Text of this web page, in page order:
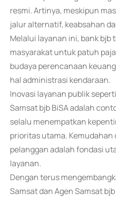
resmi. Artinya, meskipun
jalur alternatif, keabsahan
Melalui layanan ini, bank bjb
masyarakat untuk patuh
budaya perencanaan
hal administrasi kendaraan.
Inovasi layanan publik
Samsat bjb BiSA adalah
selalu menempatkan
prioritas utama. Kemudahan
pelanggan adalah fondasi
layanan.
Dengan terus
Samsat dan Agen Samsat